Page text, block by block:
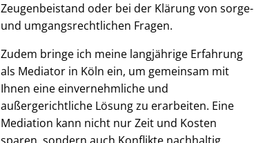
Zeugenbeistand oder bei der Klärung von sorge-
und umgangsrechtlichen Fragen.
Zudem bringe ich meine langjährige Erfahrung
als Mediator in Köln ein, um gemeinsam mit
Ihnen eine einvernehmliche und
außergerichtliche Lösung zu erarbeiten. Eine
Mediation kann nicht nur Zeit und Kosten